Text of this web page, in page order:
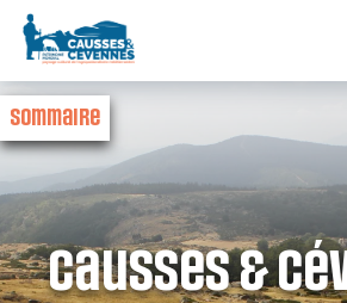
Causses &
Sommaire